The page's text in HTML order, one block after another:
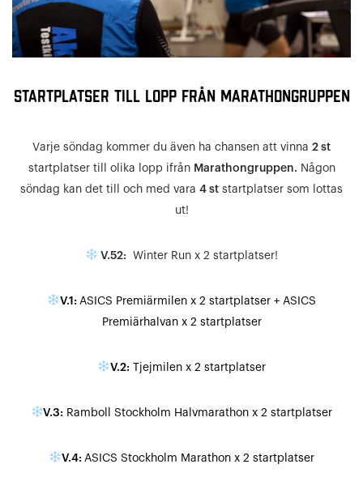
STARTPLATSER TILL LOPP FRÅN MARATHONGRUPPEN
Varje söndag kommer du även ha chansen att vinna 2 st
startplatser till olika lopp ifrån Marathongruppen. Någon
söndag kan det till och med vara 4 st startplatser som lottas
ut!
V.52: Winter Run x 2 startplatser!
V.1: ASICS Premiärmilen x 2 startplatser + ASICS
Premiärhalvan x 2 startplatser
V.2: Tjejmilen x 2 startplatser
V.3: Ramboll Stockholm Halvmarathon x 2 startplatser
V.4: ASICS Stockholm Marathon x 2 startplatser